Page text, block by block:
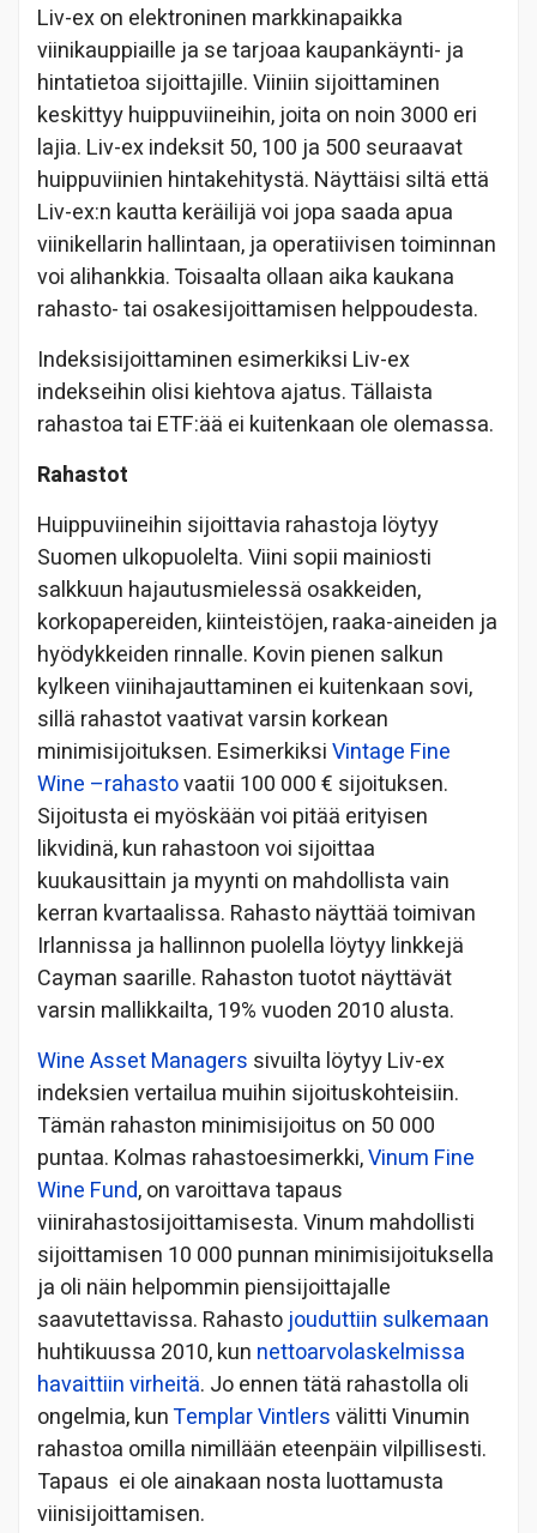
Liv-ex on elektroninen markkinapaikka
viinikauppiaille ja se tarjoaa kaupankäynti- ja
hintatietoa sijoittajille. Viiniin sijoittaminen
keskittyy huippuviineihin, joita on noin 3000 eri
lajia. Liv-ex indeksit 50, 100 ja 500 seuraavat
huippuviinien hintakehitystä. Näyttäisi siltä että
Liv-ex:n kautta keräilijä voi jopa saada apua
viinikellarin hallintaan, ja operatiivisen toiminnan
voi alihankkia. Toisaalta ollaan aika kaukana
rahasto- tai osakesijoittamisen helppoudesta.
Indeksisijoittaminen esimerkiksi Liv-ex
indekseihin olisi kiehtova ajatus. Tällaista
rahastoa tai ETF:ää ei kuitenkaan ole olemassa.
Rahastot
Huippuviineihin sijoittavia rahastoja löytyy
Suomen ulkopuolelta. Viini sopii mainiosti
salkkuun hajautusmielessä osakkeiden,
korkopapereiden, kiinteistöjen, raaka-aineiden ja
hyödykkeiden rinnalle. Kovin pienen salkun
kylkeen viinihajauttaminen ei kuitenkaan sovi,
sillä rahastot vaativat varsin korkean
minimisijoituksen. EsimerkiksiVintage Fine
Wine –rahastovaatii 100 000 € sijoituksen.
Sijoitusta ei myöskään voi pitää erityisen
likvidinä, kun rahastoon voi sijoittaa
kuukausittain ja myynti on mahdollista vain
kerran kvartaalissa. Rahasto näyttää toimivan
Irlannissa ja hallinnon puolella löytyy linkkejä
Cayman saarille. Rahaston tuotot näyttävät
varsin mallikkailta, 19% vuoden 2010 alusta.
Wine Asset Managers sivuilta löytyy Liv-ex
indeksien vertailua muihin sijoituskohteisiin.
Tämän rahaston minimisijoitus on 50 000
puntaa. Kolmas rahastoesimerkki,Vinum Fine
Wine Fund, on varoittava tapaus
viinirahastosijoittamisesta. Vinum mahdollisti
sijoittamisen 10 000 punnan minimisijoituksella
ja oli näin helpommin piensijoittajalle
saavutettavissa. Rahasto jouduttiin sulkemaan
huhtikuussa 2010, kun nettoarvolaskelmissa
havaittiin virheitä. Jo ennen tätä rahastolla oli
ongelmia, kunTemplar Vintlersvälitti Vinumin
rahastoa omilla nimillään eteenpäin vilpillisesti.
Tapaus ei ole ainakaan nosta luottamusta
viinisijoittamisen.